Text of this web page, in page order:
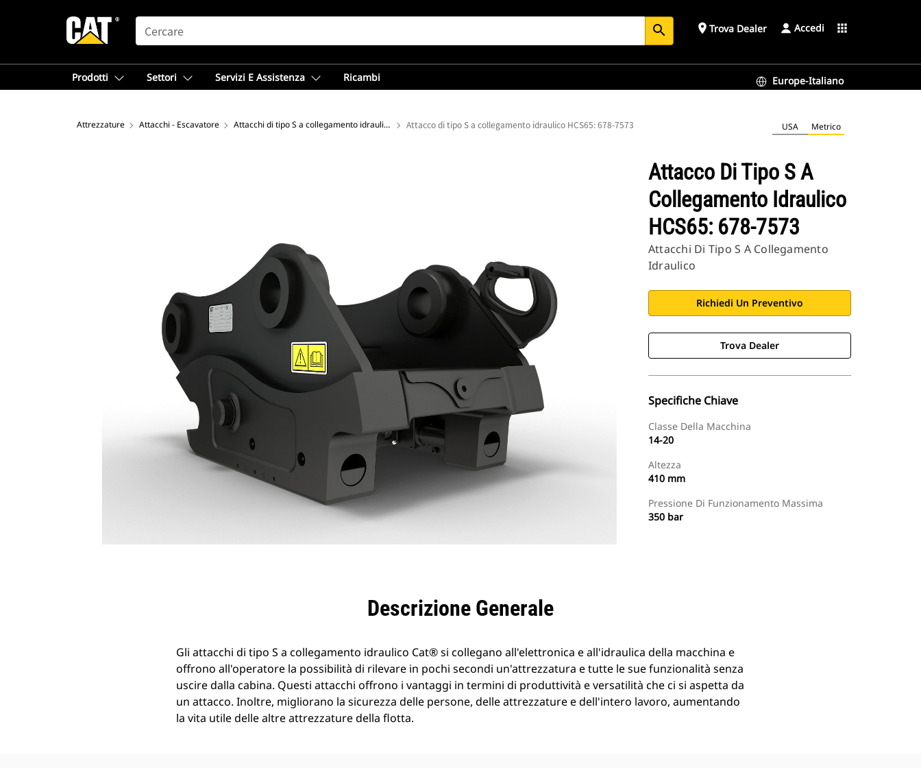
SEARCH search place Trova Dealer Accedi apps
Prodotti Settori Servizi E Assistenza Ricambi Europe-Italiano
Attrezzature Attacchi - Escavatore Attacchi di tipo S a collegamento idraulico Attacco di tipo S a collegamento idraulico HCS65: 678-7573 USA Metrico
Attacco Di Tipo S A
Collegamento Idraulico
HCS65: 678-7573
Attacchi Di Tipo S A Collegamento
Idraulico
Richiedi Un Preventivo
Trova Dealer
Specifiche Chiave
Classe Della Macchina
14-20
Altezza
410 mm
Pressione Di Funzionamento Massima
350 bar
Descrizione Generale
Gli attacchi di tipo S a collegamento idraulico Cat® si collegano all'elettronica e all'idraulica della macchina e
offrono all'operatore la possibilità di rilevare in pochi secondi un'attrezzatura e tutte le sue funzionalità senza
uscire dalla cabina. Questi attacchi offrono i vantaggi in termini di produttività e versatilità che ci si aspetta da
un attacco. Inoltre, migliorano la sicurezza delle persone, delle attrezzature e dell'intero lavoro, aumentando
la vita utile delle altre attrezzature della flotta.